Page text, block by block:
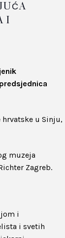
I
u Sinju,
muzeja
Zagreb.
i
i svetih